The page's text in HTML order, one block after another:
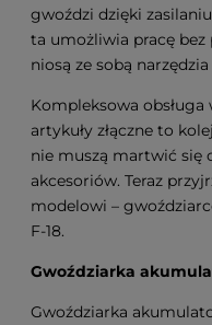
gwoździ dzięki
ta umożliwia pracę
niosą ze sobą
Kompleksowa
artykuły złączne to
nie muszą martwić się
akcesoriów. Teraz
modelowi –
F-18.
Gwoździarka
Gwoździarka